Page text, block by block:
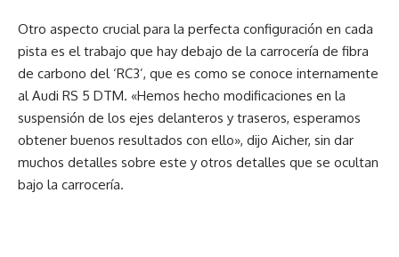
Otro aspecto crucial para la perfecta configuración en cada
pista es el trabajo que hay debajo de la carrocería de fibra
de carbono del ‘RC3’, que es como se conoce internamente
al Audi RS 5 DTM. «Hemos hecho modificaciones en la
suspensión de los ejes delanteros y traseros, esperamos
obtener buenos resultados con ello», dijo Aicher, sin dar
muchos detalles sobre este y otros detalles que se ocultan
bajo la carrocería.